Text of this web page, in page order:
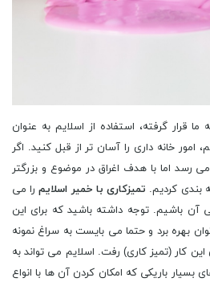
ما قرار گرفته، استفاده از اسلایم به عنوان
خانه داری را آسان تر از قبل کنید. اگر
رسد اما با هدف اغراق در موضوع و بزرگتر
بندی کردیم. تمیزکاری با خمیر اسلایمرا می
باشیم. توجه داشته باشید که برای این
بهره برد و حتما می بایست به سراغ نمونه
کار (تمیز کاری) رفت. اسلایم می تواند به
بسیار باریکی که امکان کردن آن ها با انواع